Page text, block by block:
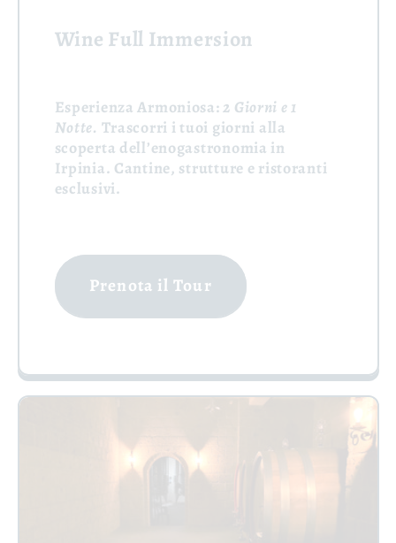
Wine Full Immersion
Esperienza Armoniosa:2 Giorni e 1
Notte. Trascorri i tuoi giorni alla
scoperta dell’enogastronomia in
Irpinia. Cantine, strutture e ristoranti
esclusivi.
Prenota il Tour